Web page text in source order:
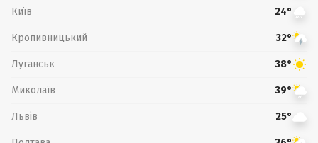
Київ 24°
Кропивницький 32°
Луганськ 38°
Миколаїв 39°
Львів 25°